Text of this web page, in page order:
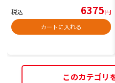
税込 6375円
カートに入れる
このカテゴリ